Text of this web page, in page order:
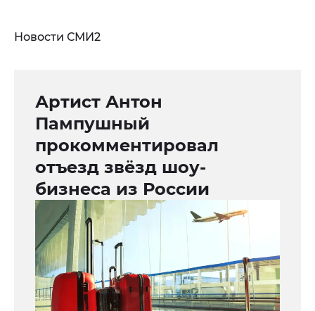
Новости СМИ2
Артист Антон
Пампушный
прокомментировал
отъезд звёзд шоу-
бизнеса из России